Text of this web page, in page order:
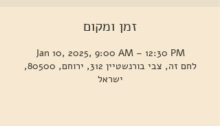
זמן ומקום
Jan 10, 2025, 9:00 AM – 12:30 PM
לחם זה, צבי בורנשטיין 312, ירוחם, 80500,
ישראל